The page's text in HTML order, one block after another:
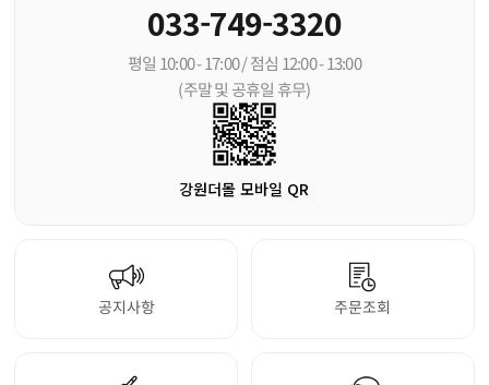
033-749-3320
평일 10:00 - 17:00 / 점심 12:00 - 13:00
(주말 및 공휴일 휴무)
강원더몰 모바일 QR
공지사항 주문조회